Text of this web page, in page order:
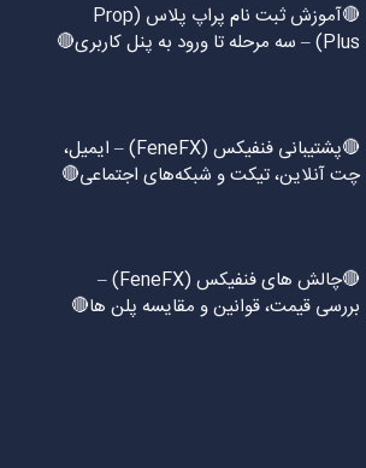
🔴آموزش ثبت نام پراپ پلاس (Prop
Plus) – سه مرحله تا ورود به پنل کاربری🔴
🔴پشتیبانی فنفیکس (FeneFX) – ایمیل،
چت آنلاین، تیکت و شبکه‌های اجتماعی🔴
🔴چالش های فنفیکس (FeneFX) –
بررسی قیمت، قوانین و مقایسه پلن ها🔴